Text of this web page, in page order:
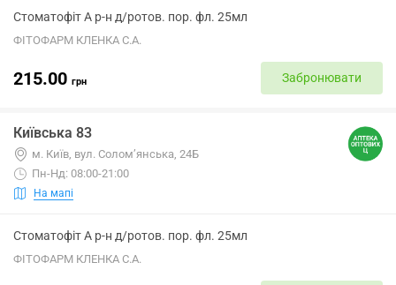
Стоматофіт А р-н д/ротов. пор. фл. 25мл
ФІТОФАРМ КЛЕНКА С.А.
215.00 грн Забронювати
Київська 83
м. Київ, вул. Солом’янська, 24Б
Пн-Нд: 08:00-21:00
На мапі
Стоматофіт А р-н д/ротов. пор. фл. 25мл
ФІТОФАРМ КЛЕНКА С.А.